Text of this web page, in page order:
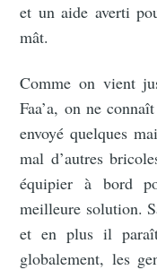
et un aide averti
mât.
Comme on vient
Faa’a, on ne
envoyé quelques
mal d’autres
équipier à bord
meilleure solution.
et en plus il
globalement, les